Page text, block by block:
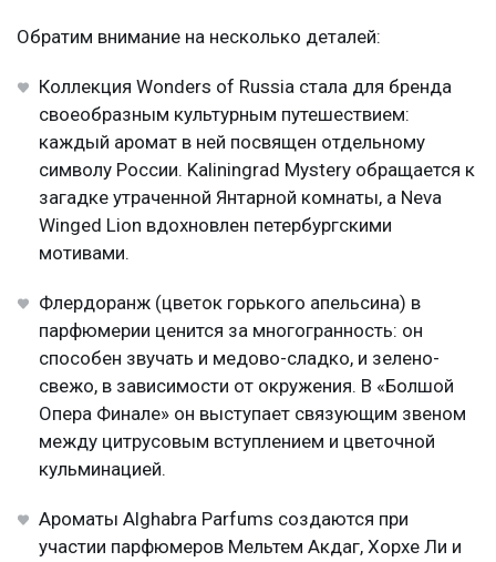
Обратим внимание на несколько деталей:
Коллекция Wonders of Russia стала для бренда
своеобразным культурным путешествием:
каждый аромат в ней посвящен отдельному
символу России. Kaliningrad Mystery обращается к
загадке утраченной Янтарной комнаты, а Neva
Winged Lion вдохновлен петербургскими
мотивами.
Флердоранж (цветок горького апельсина) в
парфюмерии ценится за многогранность: он
способен звучать и медово-сладко, и зелено-
свежо, в зависимости от окружения. В «Болшой
Опера Финале» он выступает связующим звеном
между цитрусовым вступлением и цветочной
кульминацией.
Ароматы Alghabra Parfums создаются при
участии парфюмеров Мельтем Акдаг, Хорхе Ли и